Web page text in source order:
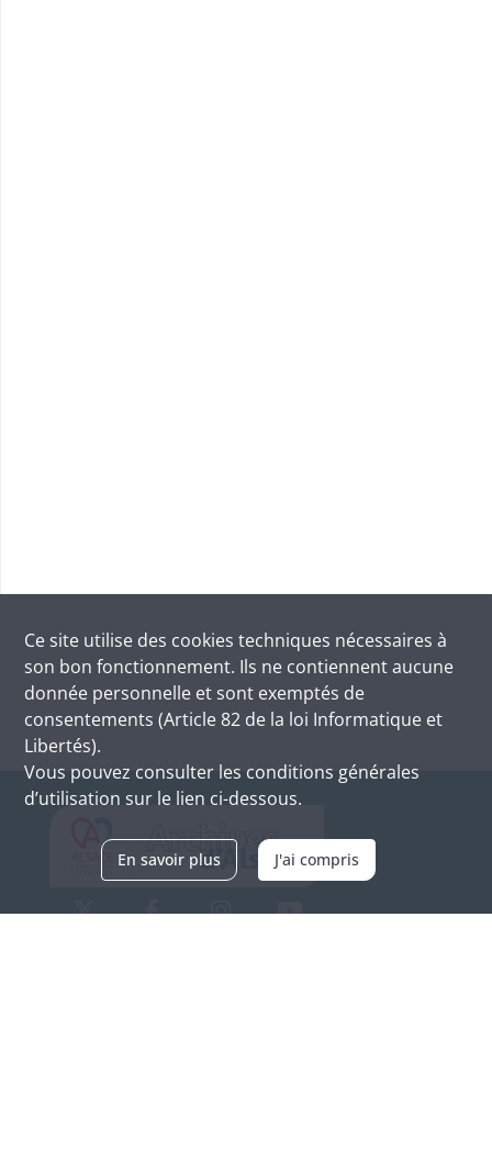
Ce site utilise des cookies techniques nécessaires à
son bon fonctionnement. Ils ne contiennent aucune
donnée personnelle et sont exemptés de
consentements (Article 82 de la loi Informatique et
Libertés).
Vous pouvez consulter les conditions générales
d’utilisation sur le lien ci-dessous.
En savoir plus J'ai compris